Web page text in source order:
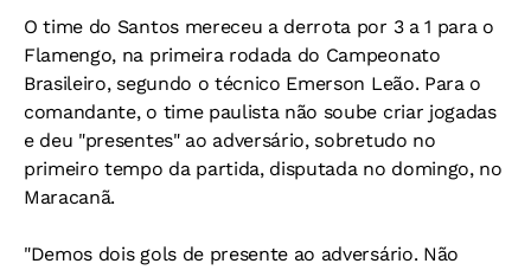
O time do Santos mereceu a derrota por 3 a 1 para o
Flamengo, na primeira rodada do Campeonato
Brasileiro, segundo o técnico Emerson Leão. Para o
comandante, o time paulista não soube criar jogadas
e deu "presentes" ao adversário, sobretudo no
primeiro tempo da partida, disputada no domingo, no
Maracanã.
"Demos dois gols de presente ao adversário. Não